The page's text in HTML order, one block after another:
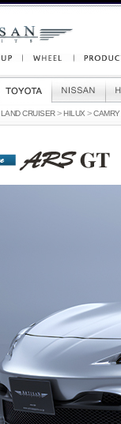
LAND CRUISER >HILUX >CAMRY